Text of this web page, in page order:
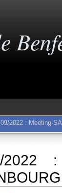
09/2022 : Meeting-
2022